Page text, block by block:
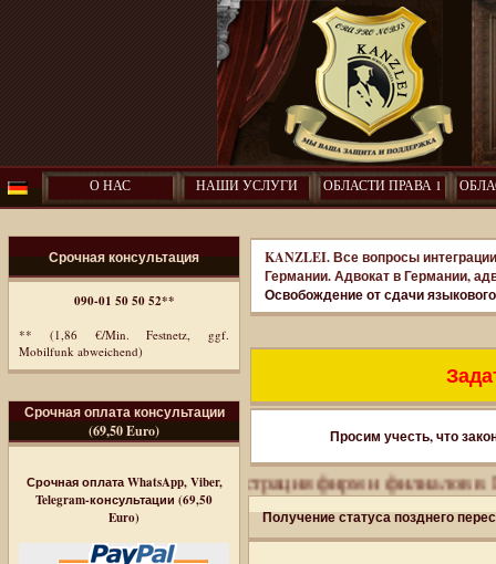
О НАС НАШИ УСЛУГИ ОБЛАСТИ ПРАВА 1
Срочная консультация
090-01 50 50 52**
** (1,86 €/Min. Festnetz, ggf.
Mobilfunk abweichend)
Срочная оплата консультации
(69,50 Euro)
Срочная оплата WhatsApp, Viber,
Telegram-консультации (69,50
Euro)
KANZLEI. Все вопросы
Германии. Адвокат в Германии,
Освобождение от сдачи
Просим учесть, что
иммиграция. Регистрация фирм и филиалов в
Получение статуса позднего